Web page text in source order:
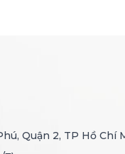
Quận 2, TP Hồ Chí